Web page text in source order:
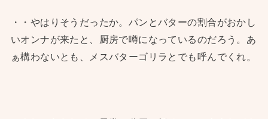
・・やはりそうだったか。パンとバターの割合がおかし
いオンナが来たと、厨房で噂になっているのだろう。あ
ぁ構わないとも、メスバターゴリラとでも呼んでくれ。